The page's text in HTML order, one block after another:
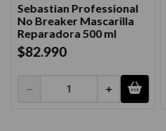
Sebastian Professional
No Breaker Mascarilla
Reparadora 500 ml
$82.990
＋
－